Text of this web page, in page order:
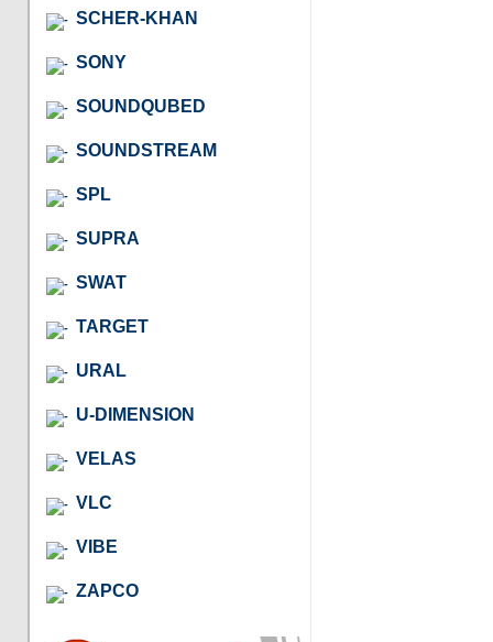
SCHER-KHAN
SONY
SOUNDQUBED
SOUNDSTREAM
SPL
SUPRA
SWAT
TARGET
URAL
U-DIMENSION
VELAS
VLC
VIBE
ZAPCO